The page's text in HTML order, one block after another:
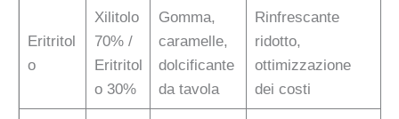
Eritritol
o
Xilitolo
70% /
Eritritol
o 30%
Gomma,
caramelle,
dolcificante
da tavola
Rinfrescante
ridotto,
ottimizzazione
dei costi